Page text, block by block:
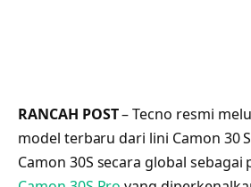
RANCAH POST– Tecno resmi
model terbaru dari lini Camon 30
Camon 30S secara global sebagai